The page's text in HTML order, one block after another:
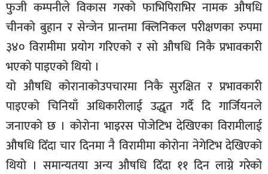
सूचना-
प्रवधि
फुजी कम्पनीले विकास गरको फाभिपिराभिर नामक औषधि
चीनको बुहान र सेन्जेन प्रान्तमा क्लिनिकल परीक्षणका रुपमा
३४० विरामीमा प्रयोग गरिएको र सो औषधि निकै प्रभावकारी
भएको पाइएको थियो ।
यो औषधि कोरानाकोउपचारमा निकै सुरक्षित र प्रभावकारी
पाइएको चिनियाँ अधिकारीलाई उद्धृत गर्दै दि गार्जियनले
जनाएको छ । कोरोना भाइरस पोजेटिभ देखिएका विरामीलाई
औषधि दिँदा चार दिनमा नै विरामीमा कोरोना नेगेटिभ देखिएको
थियो । समान्यतया अन्य औषधि दिँदा ११ दिन लाग्ने गरेको